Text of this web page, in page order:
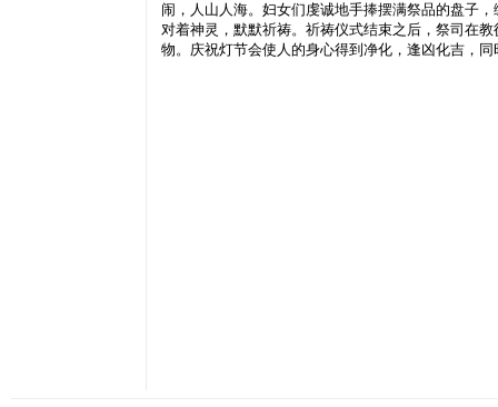
闹，人山人海。妇女们虔诚地手捧摆满祭品的盘子
对着神灵，默默祈祷。祈祷仪式结束之后，祭司在
物。庆祝灯节会使人的身心得到净化，逢凶化吉，